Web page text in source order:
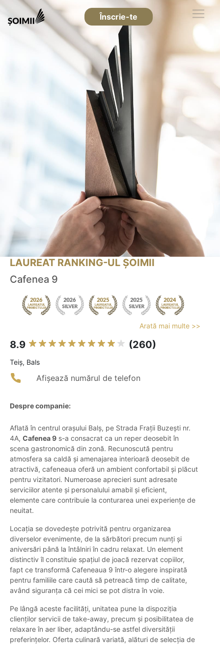
Înscrie-te
LAUREAT RANKING-UL ȘOIMII
Cafenea 9
Arată mai multe >>
8.9 (260)
Teiş, Bals
Afișează numărul de telefon
Despre companie:
Aflată în centrul orașului Balș, pe Strada Frații Buzești nr.
4A, Cafenea 9 s-a consacrat ca un reper deosebit în
scena gastronomică din zonă. Recunoscută pentru
atmosfera sa caldă și amenajarea interioară deosebit de
atractivă, cafeneaua oferă un ambient confortabil și plăcut
pentru vizitatori. Numeroase aprecieri sunt adresate
serviciilor atente și personalului amabil și eficient,
elemente care contribuie la conturarea unei experiențe de
neuitat.
Locația se dovedește potrivită pentru organizarea
diverselor evenimente, de la sărbători precum nunți și
aniversări până la întâlniri în cadru relaxat. Un element
distinctiv îl constituie spațiul de joacă rezervat copiilor,
fapt ce transformă Cafeneaua 9 într-o alegere inspirată
pentru familiile care caută să petreacă timp de calitate,
având siguranța că cei mici se pot distra în voie.
Pe lângă aceste facilități, unitatea pune la dispoziția
clienților servicii de take-away, precum și posibilitatea de
relaxare în aer liber, adaptându-se astfel diversității
preferințelor. Oferta culinară variată, alături de selecția de